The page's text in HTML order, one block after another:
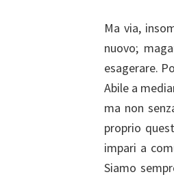
Ma via,
nuovo;
esagerare.
Abile a
ma non
proprio
impari a
Siamo